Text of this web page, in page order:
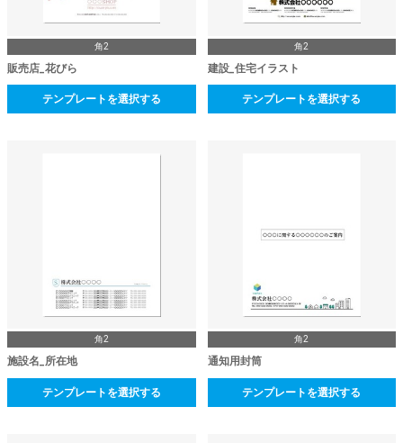
角2
販売店_花びら
テンプレートを選択する
角2
建設_住宅イラスト
テンプレートを選択する
角2
施設名_所在地
テンプレートを選択する
角2
通知用封筒
テンプレートを選択する